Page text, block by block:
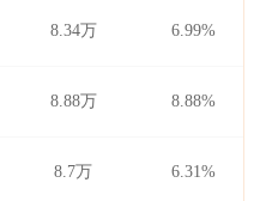
8.34万 6.99%
8.88万 8.88%
8.7万 6.31%